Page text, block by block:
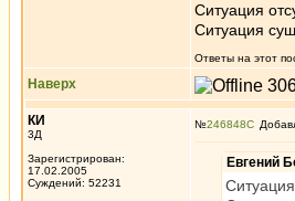
Ситуация
Ситуация
Ответы на этот
Наверх
КИ
3Д
Зарегистрирован:
17.02.2005
Суждений: 52231
№246848
Евгений